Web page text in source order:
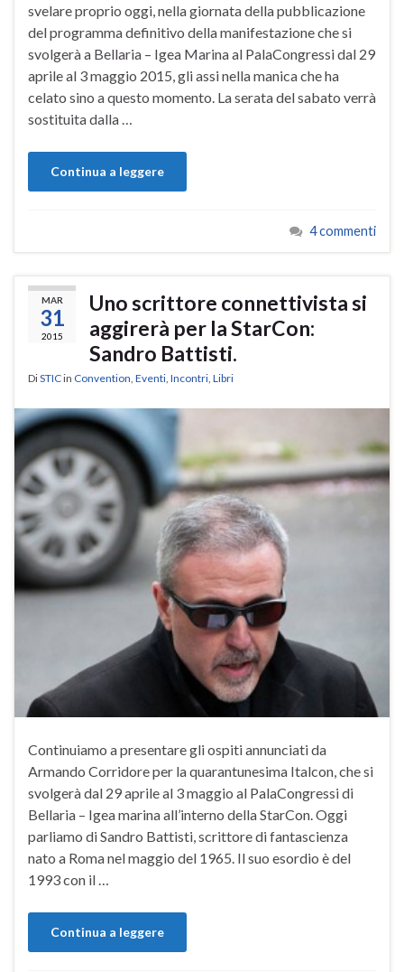
svelare proprio oggi, nella giornata della pubblicazione
del programma definitivo della manifestazione che si
svolgerà a Bellaria – Igea Marina al PalaCongressi dal 29
aprile al 3 maggio 2015, gli assi nella manica che ha
celato sino a questo momento. La serata del sabato verrà
sostituita dalla …
Continua a leggere
4 commenti
MAR
31
2015
Uno scrittore connettivista si
aggirerà per la StarCon:
Sandro Battisti.
DiSTICin Convention Eventi Incontri Libri
Continuiamo a presentare gli ospiti annunciati da
Armando Corridore per la quarantunesima Italcon, che si
svolgerà dal 29 aprile al 3 maggio al PalaCongressi di
Bellaria – Igea marina all’interno della StarCon. Oggi
parliamo di Sandro Battisti, scrittore di fantascienza
nato a Roma nel maggio del 1965. Il suo esordio è del
1993 con il …
Continua a leggere